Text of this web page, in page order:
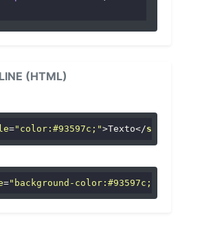
(HTML)
="color:#93597c;">Texto</span
="background-color:#93597c;"